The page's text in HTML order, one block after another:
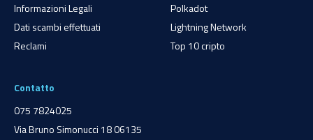
Informazioni Legali
Dati scambi effettuati
Reclami
Polkadot
Lightning Network
Top 10 cripto
Contatto
075 7824025
Via Bruno Simonucci 18 06135